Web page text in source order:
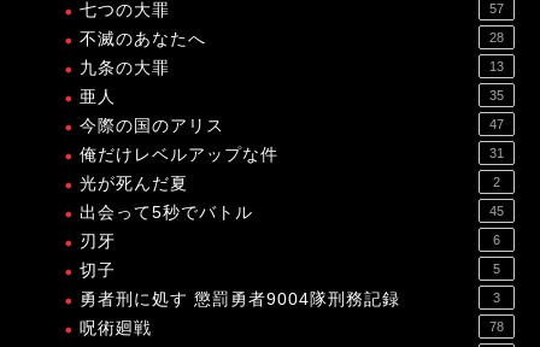
七つの大罪 57
不滅のあなたへ 28
九条の大罪 13
亜人 35
今際の国のアリス 47
俺だけレベルアップな件 31
光が死んだ夏 2
出会って5秒でバトル 45
刃牙 6
切子 5
勇者刑に処す 懲罰勇者9004隊刑務記録 3
呪術廻戦 78